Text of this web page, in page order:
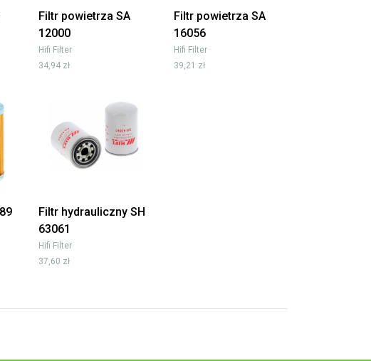
Filtr powietrza SA
12000
Hifi Filter
34,94 zł
Filtr powietrza SA
16056
Hifi Filter
39,21 zł
Filtr hydrauliczny SH
63061
Hifi Filter
37,60 zł